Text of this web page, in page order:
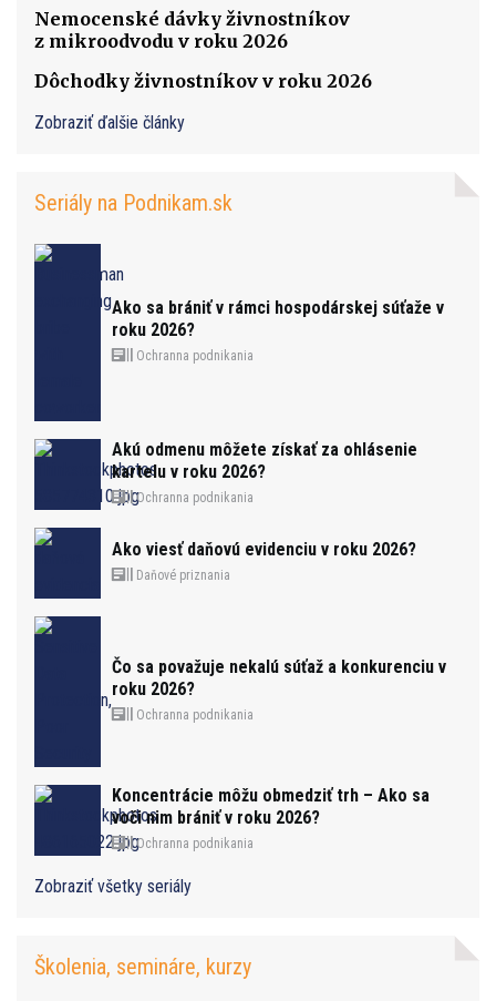
Nemocenské dávky živnostníkov
z mikroodvodu v roku 2026
Dôchodky živnostníkov v roku 2026
Zobraziť ďalšie články
Seriály na Podnikam.sk
Ako sa brániť v rámci hospodárskej súťaže v
roku 2026?
Ochranna podnikania
Akú odmenu môžete získať za ohlásenie
kartelu v roku 2026?
Ochranna podnikania
Ako viesť daňovú evidenciu v roku 2026?
Daňové priznania
Čo sa považuje nekalú súťaž a konkurenciu v
roku 2026?
Ochranna podnikania
Koncentrácie môžu obmedziť trh – Ako sa
voči nim brániť v roku 2026?
Ochranna podnikania
Zobraziť všetky seriály
Školenia, semináre, kurzy